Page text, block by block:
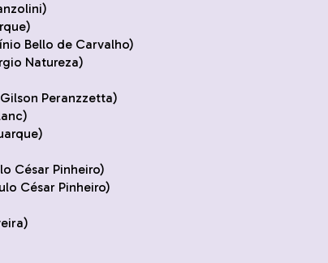
Bello de Carvalho)
Natureza)
Peranzzetta)
César Pinheiro)
César Pinheiro)